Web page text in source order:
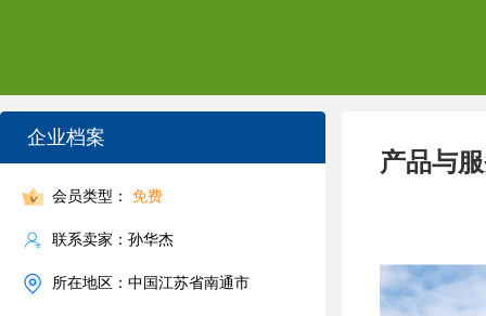
企业档案
会员类型： 免费
联系卖家：孙华杰
所在地区：中国江苏省南通市
产品与